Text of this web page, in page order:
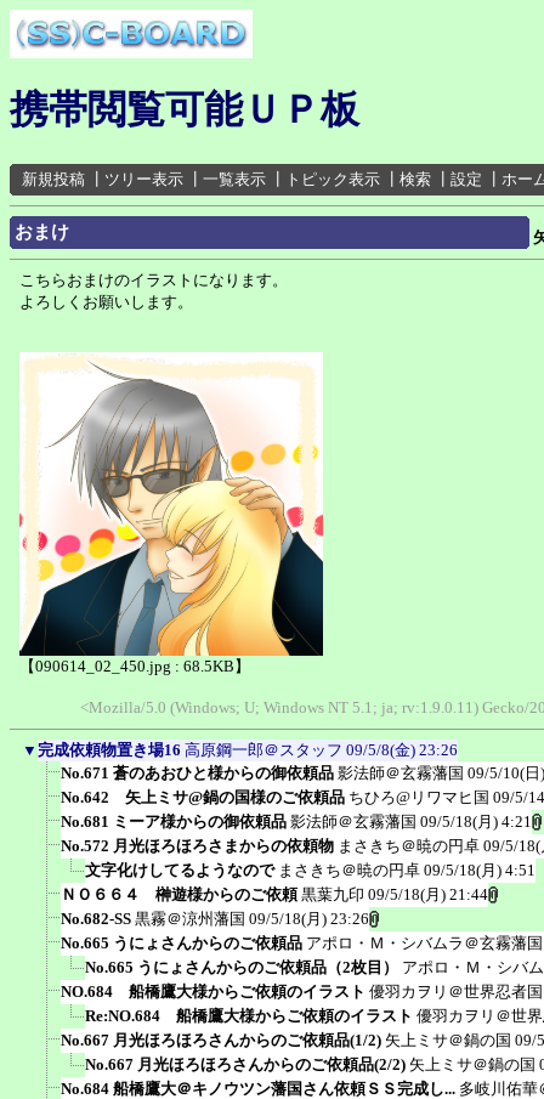
携帯閲覧可能ＵＰ板
新規投稿 ツリー表示 一覧表示 トピック表示 検索 設定 ホー
おまけ
こちらおまけのイラストになります。
よろしくお願いします。
【090614_02_450.jpg : 68.5KB】
<Mozilla/5.0 (Windows; U; Windows NT 5.1; ja; rv:1.9.0.11) Gecko/
▼ 完成依頼物置き場16 高原鋼一郎＠スタッフ 09/5/8(金) 23:26
No.671 蒼のあおひと様からの御依頼品 影法師＠玄霧藩国 09/5/10(日
No.642 矢上ミサ@鍋の国様のご依頼品 ちひろ@リワマヒ国 09/5/
No.681 ミーア様からの御依頼品 影法師＠玄霧藩国 09/5/18(月) 4:21
No.572 月光ほろほろさまからの依頼物 まさきち＠暁の円卓 09/5/18(
文字化けしてるようなので まさきち＠暁の円卓 09/5/18(月) 4:51
ＮＯ６６４ 榊遊様からのご依頼 黒葉九印 09/5/18(月) 21:44
No.682-SS 黒霧＠涼州藩国 09/5/18(月) 23:26
No.665 うにょさんからのご依頼品 アポロ・Ｍ・シバムラ＠玄霧藩国
No.665 うにょさんからのご依頼品（2枚目）
アポロ・Ｍ・シバ
NO.684 船橋鷹大様からご依頼のイラスト 優羽カヲリ＠世界忍者国
Re:NO.684 船橋鷹大様からご依頼のイラスト 優羽カヲリ＠世
No.667 月光ほろほろさんからのご依頼品(1/2) 矢上ミサ＠鍋の国 09/
No.667 月光ほろほろさんからのご依頼品(2/2) 矢上ミサ＠鍋の国
No.684 船橋鷹大＠キノウツン藩国さん依頼ＳＳ完成し... 多岐川佑華